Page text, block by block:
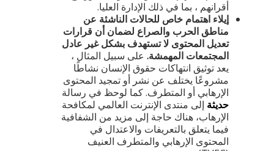
أقرانهم ، بما في ذلك الإدارة العليا.
إيلاء اهتمام خاص للحالات الناشئة عن
مناطق الحرب والصراع لضمان أن قرارات
تعديل المحتوى لا تستهدف بشكل غير عادل
المجتمعات المهمشة. على سبيل المثال ،
يعد توثيق انتهاكات حقوق الإنسان نشاطًا
مشروعًا يختلف عن نشر أو تمجيد المحتوى
الإرهابي أو المتطرف. كما لوحظ في رسالة
حديثة إلى منتدى الإنترنت العالمي لمكافحة
الإرهاب، هناك حاجة إلى مزيد من الشفافية
فيما يتعلق بالتعريفات والاعتدال في
المحتوى الإرهابي والمتطرف العنيف